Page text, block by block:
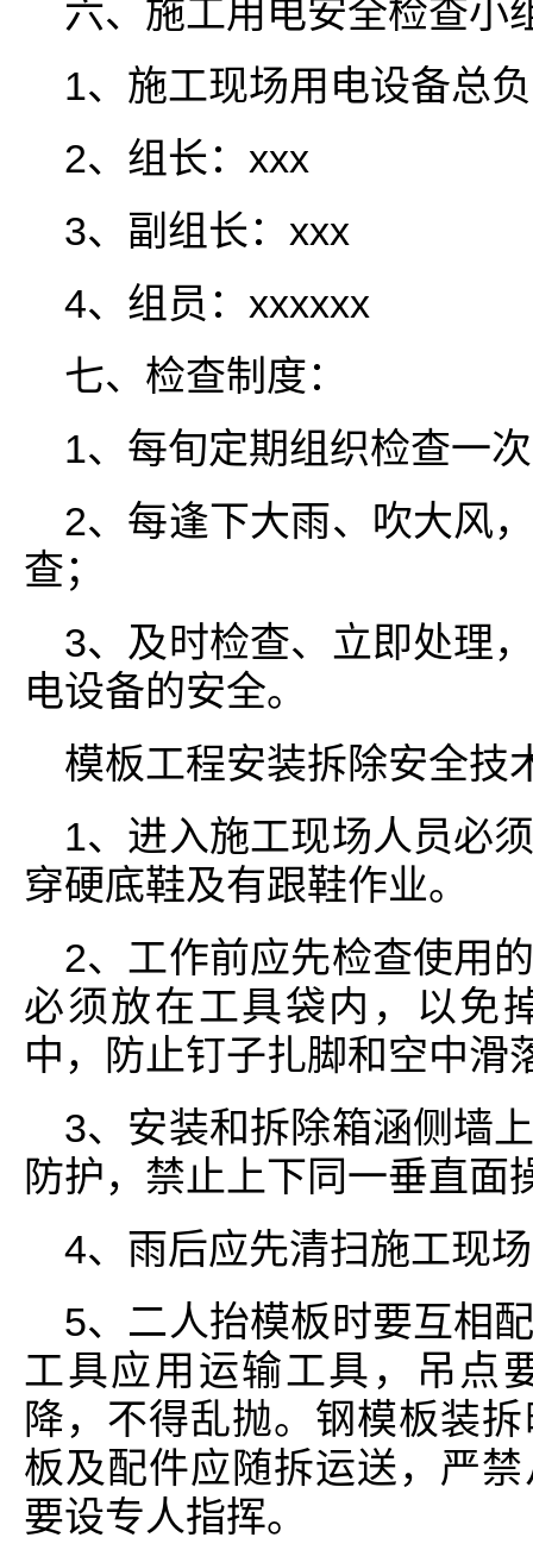
六、施工用电安全检查小
1、施工现场用电设备总
2、组长：xxx
3、副组长：xxx
4、组员：xxxxxx
七、检查制度：
1、每旬定期组织检查一
2、每逢下大雨、吹大风
查；
3、及时检查、立即处理
电设备的安全。
模板工程安装拆除安全技
1、进入施工现场人员必
穿硬底鞋及有跟鞋作业。
2、工作前应先检查使用
必须放在工具袋内，以免
中，防止钉子扎脚和空中滑
3、安装和拆除箱涵侧墙
防护，禁止上下同一垂直面
4、雨后应先清扫施工现
5、二人抬模板时要互相
工具应用运输工具，吊点
降，不得乱抛。钢模板装
板及配件应随拆运送，严
要设专人指挥。